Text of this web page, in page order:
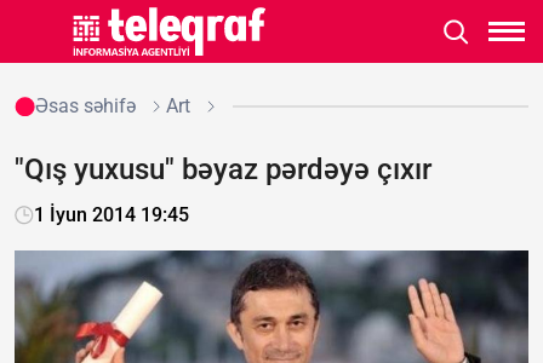
Əsas səhifə Art
"Qış yuxusu" bəyaz pərdəyə çıxır
1 İyun 2014 19:45